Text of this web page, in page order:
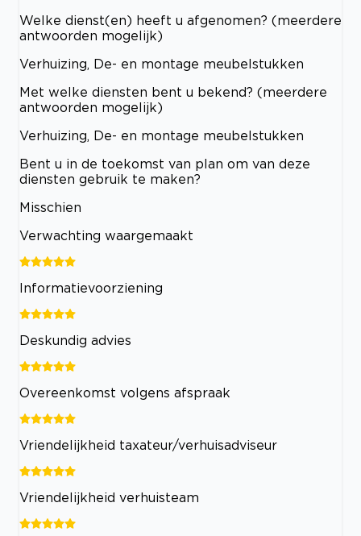
Welke dienst(en) heeft u afgenomen? (meerdere
antwoorden mogelijk)
Verhuizing, De- en montage meubelstukken
Met welke diensten bent u bekend? (meerdere
antwoorden mogelijk)
Verhuizing, De- en montage meubelstukken
Bent u in de toekomst van plan om van deze
diensten gebruik te maken?
Misschien
Verwachting waargemaakt
Informatievoorziening
Deskundig advies
Overeenkomst volgens afspraak
Vriendelijkheid taxateur/verhuisadviseur
Vriendelijkheid verhuisteam